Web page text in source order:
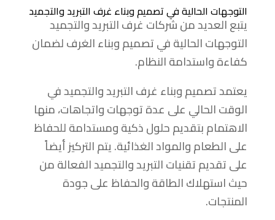
التوجهات الحالية في تصميم وبناء غرف التبريد والتجميد
يتبع العديد من شركات غرف التبريد والتجميد
التوجهات الحالية في تصميم وبناء الغرف لضمان
كفاءة واستدامة النظام.
يعتمد تصميم وبناء غرف التبريد والتجميد في
الوقت الحالي على عدة توجهات واتجاهات، منها
الاهتمام بتقديم حلول ذكية ومستدامة للحفاظ
على الطعام والمواد الغذائية. يتم التركيز أيضاً
على تقديم تقنيات التبريد والتجميد الفعالة من
حيث استهلاك الطاقة والحفاظ على جودة
المنتجات.